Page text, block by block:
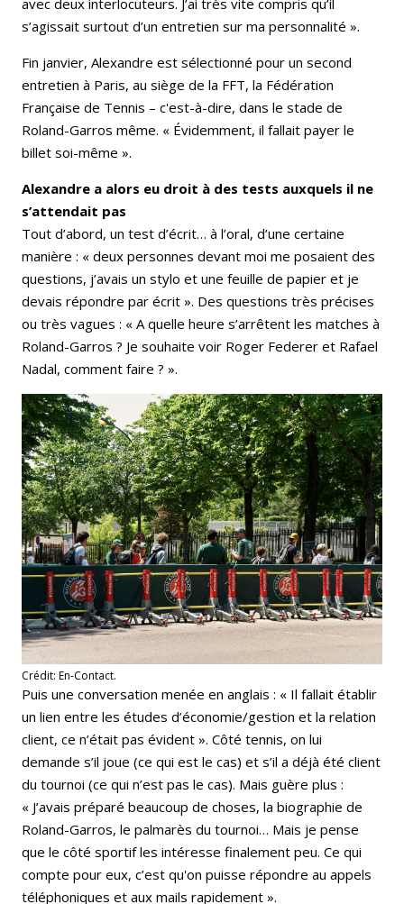
avec deux interlocuteurs. J’ai très vite compris qu’il
s’agissait surtout d’un entretien sur ma personnalité ».
Fin janvier, Alexandre est sélectionné pour un second
entretien à Paris, au siège de la FFT, la Fédération
Française de Tennis – c'est-à-dire, dans le stade de
Roland-Garros même. « Évidemment, il fallait payer le
billet soi-même ».
Alexandre a alors eu droit à des tests auxquels il ne
s’attendait pas
Tout d’abord, un test d’écrit… à l’oral, d’une certaine
manière : « deux personnes devant moi me posaient des
questions, j’avais un stylo et une feuille de papier et je
devais répondre par écrit ». Des questions très précises
ou très vagues : « A quelle heure s’arrêtent les matches à
Roland-Garros ? Je souhaite voir Roger Federer et Rafael
Nadal, comment faire ? ».
Crédit: En-Contact.
Puis une conversation menée en anglais : « Il fallait établir
un lien entre les études d’économie/gestion et la relation
client, ce n’était pas évident ». Côté tennis, on lui
demande s’il joue (ce qui est le cas) et s’il a déjà été client
du tournoi (ce qui n’est pas le cas). Mais guère plus :
« J’avais préparé beaucoup de choses, la biographie de
Roland-Garros, le palmarès du tournoi… Mais je pense
que le côté sportif les intéresse finalement peu. Ce qui
compte pour eux, c’est qu'on puisse répondre au appels
téléphoniques et aux mails rapidement ».